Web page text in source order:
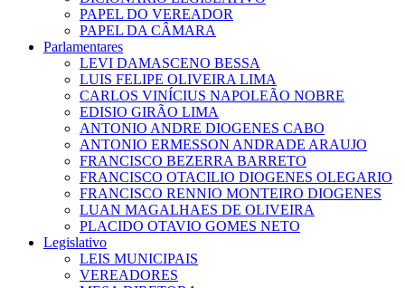
PAPEL DO VEREADOR
PAPEL DA CÂMARA
Parlamentares
LEVI DAMASCENO BESSA
LUIS FELIPE OLIVEIRA LIMA
CARLOS VINÍCIUS NAPOLEÃO NOBRE
EDISIO GIRÃO LIMA
ANTONIO ANDRE DIOGENES CABO
ANTONIO ERMESSON ANDRADE ARAUJO
FRANCISCO BEZERRA BARRETO
FRANCISCO OTACILIO DIOGENES OLEGARIO
FRANCISCO RENNIO MONTEIRO DIOGENES
LUAN MAGALHAES DE OLIVEIRA
PLACIDO OTAVIO GOMES NETO
Legislativo
LEIS MUNICIPAIS
VEREADORES